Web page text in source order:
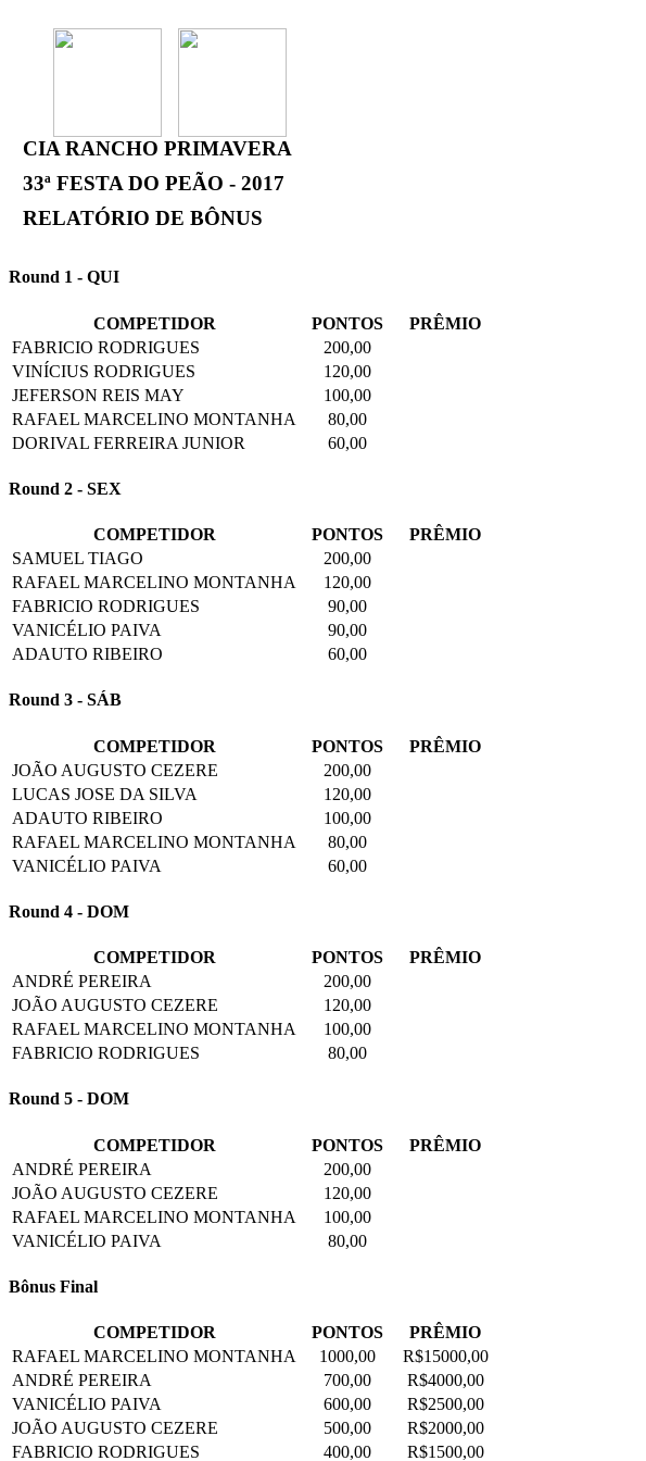
CIA RANCHO PRIMAVERA
33ª FESTA DO PEÃO - 2017
RELATÓRIO DE BÔNUS
Round 1 - QUI
COMPETIDOR PONTOS
PRÊMIO
FABRICIO RODRIGUES
200,00
VINÍCIUS RODRIGUES
120,00
JEFERSON REIS MAY
100,00
RAFAEL MARCELINO MONTANHA
80,00
DORIVAL FERREIRA JUNIOR
60,00
Round 2 - SEX
COMPETIDOR PONTOS
PRÊMIO
SAMUEL TIAGO
200,00
RAFAEL MARCELINO MONTANHA
120,00
FABRICIO RODRIGUES
90,00
VANICÉLIO PAIVA
90,00
ADAUTO RIBEIRO
60,00
Round 3 - SÁB
COMPETIDOR PONTOS
PRÊMIO
JOÃO AUGUSTO CEZERE
200,00
LUCAS JOSE DA SILVA
120,00
ADAUTO RIBEIRO
100,00
RAFAEL MARCELINO MONTANHA
80,00
VANICÉLIO PAIVA
60,00
Round 4 - DOM
COMPETIDOR PONTOS
PRÊMIO
ANDRÉ PEREIRA
200,00
JOÃO AUGUSTO CEZERE
120,00
RAFAEL MARCELINO MONTANHA
100,00
FABRICIO RODRIGUES
80,00
Round 5 - DOM
COMPETIDOR PONTOS
PRÊMIO
ANDRÉ PEREIRA
200,00
JOÃO AUGUSTO CEZERE
120,00
RAFAEL MARCELINO MONTANHA
100,00
VANICÉLIO PAIVA
80,00
Bônus Final
COMPETIDOR PONTOS
PRÊMIO
RAFAEL MARCELINO MONTANHA
1000,00
R$15000,00
ANDRÉ PEREIRA
700,00
R$4000,00
VANICÉLIO PAIVA
600,00
R$2500,00
JOÃO AUGUSTO CEZERE
500,00
R$2000,00
FABRICIO RODRIGUES
400,00 R$1500,00